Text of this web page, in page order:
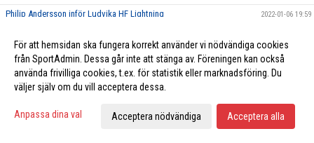
Philip Andersson inför Ludvika HF Lightning 2022-01-06 19:59
Enkel seger för Avesta borta mot Älvdalen 2021-12-03 22:39
Filip Ström inför Älvdalen "Det har gått hyfsat bra för mig" 2021-12-02 16:33
Avesta BK överlägsna i Lugnets Ishall
Jakob Karlsson inför BK Ockra 2021-11-26 16:29
2021-11-20 12:09
För att hemsidan ska fungera korrekt använder vi nödvändiga cookies
från SportAdmin. Dessa går inte att stänga av. Föreningen kan också
använda frivilliga cookies, t.ex. för statistik eller marknadsföring. Du
väljer själv om du vill acceptera dessa.
Anpassa dina val Acceptera nödvändiga Acceptera alla